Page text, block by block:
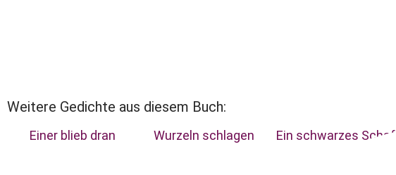
Weitere Gedichte aus diesem Buch:
Einer blieb dran Wurzeln schlagen Ein schwarzes Schaf